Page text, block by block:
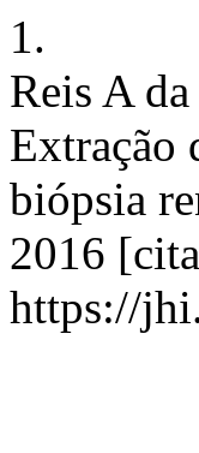
1.
Reis A
Extração
biópsia
2016
https://